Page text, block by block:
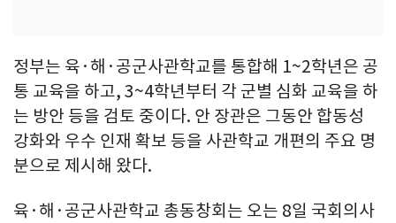
정부는 육·해·공군사관학교를 통합해 1~2학년은 공
통 교육을 하고, 3~4학년부터 각 군별 심화 교육을 하
는 방안 등을 검토 중이다. 안 장관은 그동안 합동성
강화와 우수 인재 확보 등을 사관학교 개편의 주요 명
분으로 제시해 왔다.
육·해·공군사관학교 총동창회는 오는 8일 국회의사